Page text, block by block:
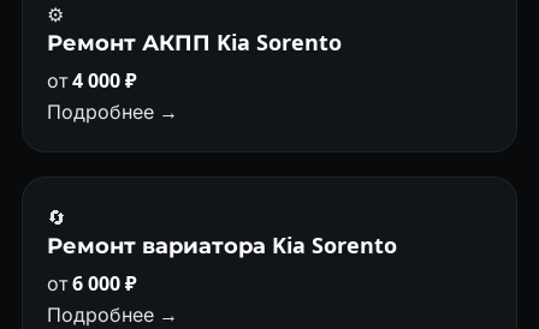
⚙️
Ремонт АКПП Kia Sorento
от4 000 ₽
Подробнее →
🔄
Ремонт вариатора Kia Sorento
от6 000 ₽
Подробнее →